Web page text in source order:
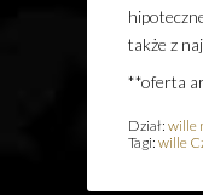
także z
**oferta
Dział: wille
Tagi: wille